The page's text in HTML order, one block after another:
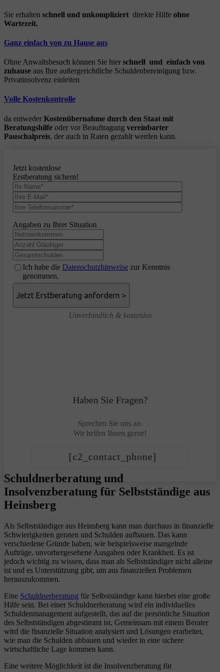
Sie erhalten schnell und unkompliziert direkte Hilfe ohne
Wartezeit.
Ganz einfach von zu Hause aus
Ohne Anwaltsbesuch können Sie hier schnell und einfach von
zuhause aus Ihre außergerichtliche Schuldenbereinigung bzw.
Privatinsolvenz einleiten
Volle Kostenkontrolle
da entweder Kostenübernahme durch den Staat mit
Beratungshilfe oder vor Beauftragung vereinbarter
Pauschalpreis, der auch in Raten gezahlt werden kann.
Jetzt kostenlose
Erstberatung sichern!
Angaben zu Ihrer Situation
Ich habe die Datenschutzhinweise zur Kenntnis
genommen.
Unverbindlich & kostenlos
Haben Sie Fragen?
Sprechen Sie uns an.
Wir helfen Ihnen gerne!
[c2_contact_phone]
Schuldnerberatung und
Insolvenzberatung für Selbstständige aus
Heinsberg
Als Selbstständiger aus Heinsberg kann man durchaus in finanzielle
Schwierigkeiten geraten und Schulden aufbauen. Das kann
verschiedene Gründe haben, wie beispielsweise mangelnde
Aufträge, unvorhergesehene Ausgaben oder Krankheit. Es ist
jedoch wichtig zu wissen, dass man als Selbstständiger nicht alleine
ist und es Unterstützung gibt, um aus finanziellen Problemen
herauszukommen.
Eine Schuldnerberatung für Selbstständige kann hierbei eine große
Hilfe sein. Bei einer Schuldnerberatung wird ein individuelles
Schuldenmanagement aufgestellt, das auf die persönliche Situation
des Selbstständigen abgestimmt ist. Gemeinsam mit einem Berater
wird die finanzielle Situation analysiert und Lösungen erarbeitet,
wie man die Schulden abbauen und wieder in eine sichere
wirtschaftliche Lage kommen kann.
Eine weitere Möglichkeit ist die Insolvenzberatung für